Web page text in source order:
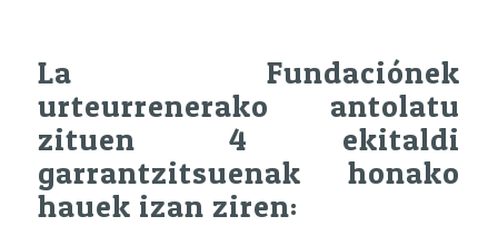
La Fundaciónek
urteurrenerako antolatu
zituen 4 ekitaldi
garrantzitsuenak honako
hauek izan ziren: